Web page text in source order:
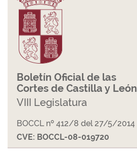
Boletín Oficial de las
Cortes de Castilla y León
VIII Legislatura
BOCCL nº 412/8 del 27/5/2014
CVE: BOCCL-08-019720